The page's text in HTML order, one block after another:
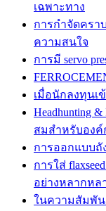
เฉพาะทาง
การกำจัดครา
ความสนใจ
การมี servo
เมื่อนักลงทุนเ
Headhunting &
สมสำหรับองค์
การออกแบบถั
การใส่
อย่างหลากหล
ในความสัมพัน